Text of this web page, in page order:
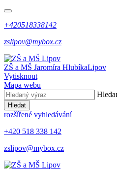
+420518338142
zslipov@mybox.cz
ZŠ a MŠ Jaromíra HlubíkaLipov
Vytisknout
Mapa webu
Hledat
rozšířené vyhledávání
+420 518 338 142
zslipov@mybox.cz